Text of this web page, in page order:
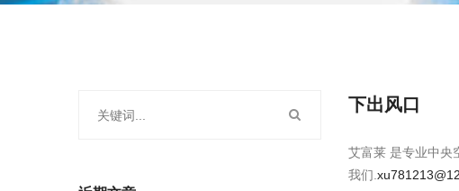
下出风口
艾富莱 是专业中央
我们.